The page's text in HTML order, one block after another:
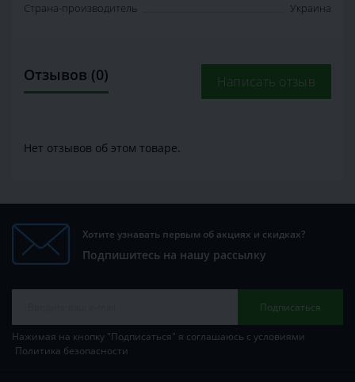
Страна-производитель
Украина
Отзывов (0) Написать отзыв
Нет отзывов об этом товаре.
Хотите узнавать первым об акциях и скидках?
Подпишитесь на нашу рассылку
Подписаться
Нажимая на кнопку "Подписаться" я соглашаюсь с условиями
Политика безопасности